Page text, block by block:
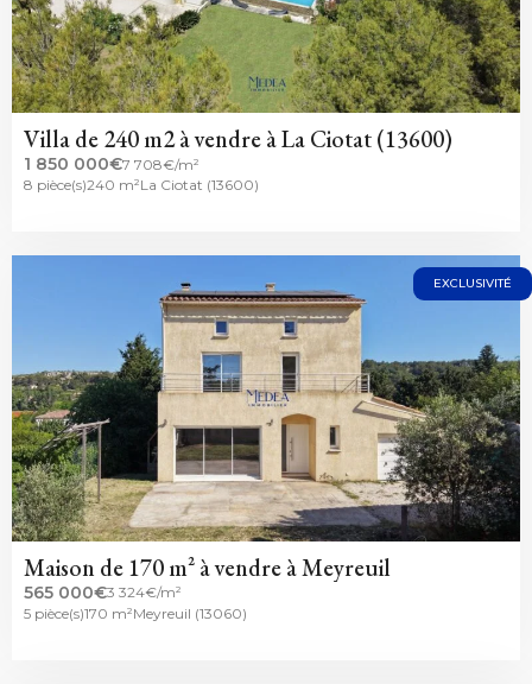
Villa de 240 m2 à vendre à La Ciotat (13600)
1 850 000€7 708€/m²
8 pièce(s)240 m²La Ciotat (13600)
EXCLUSIVITÉ
Maison de 170 m² à vendre à Meyreuil
565 000€3 324€/m²
5 pièce(s)170 m²Meyreuil (13060)